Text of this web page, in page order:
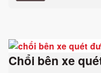
Chổi bên xe